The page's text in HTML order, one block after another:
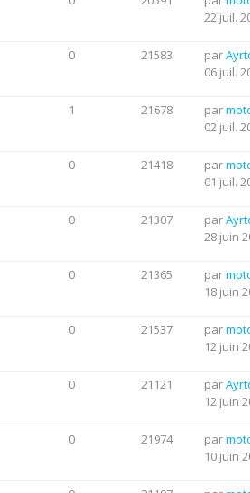
22 juil.
0 21583 par
06 juil.
1 21678 par
02 juil.
0 21418 par
01 juil.
0 21307 par
28 juin
0 21365 par
18 juin
0 21537 par
12 juin
0 21121 par
12 juin
0 21974 par
10 juin